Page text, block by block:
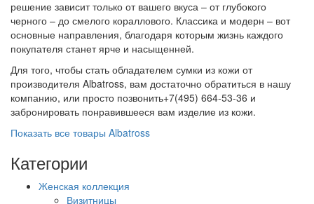
решение зависит только от вашего вкуса – от глубокого
черного – до смелого кораллового. Классика и модерн – вот
основные направления, благодаря которым жизнь каждого
покупателя станет ярче и насыщенней.
Для того, чтобы стать обладателем сумки из кожи от
производителя Albatross, вам достаточно обратиться в нашу
компанию, или просто позвонить+7(495) 664-53-36 и
забронировать понравившееся вам изделие из кожи.
Показать все товары Albatross
Категории
Женская коллекция
Визитницы